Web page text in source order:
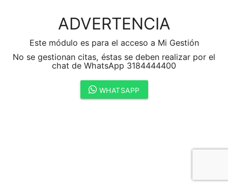
ADVERTENCIA
Este módulo es para el acceso a Mi Gestión
No se gestionan citas, éstas se deben realizar por el
chat de WhatsApp 3184444400
WHATSAPP